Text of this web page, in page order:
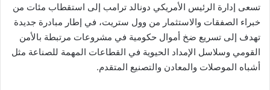
تسعى إدارة الرئيس الأمريكي دونالد ترامب إلى استقطاب مئات من
خبراء الصفقات والاستثمار من وول ستريت، في إطار مبادرة جديدة
تهدف إلى تسريع ضخ أموال حكومية في مشروعات مرتبطة بالأمن
القومي وسلاسل الإمداد الحيوية في القطاعات المهمة للصناعة مثل
أشباه الموصلات والمعادن والتصنيع المتقدم.